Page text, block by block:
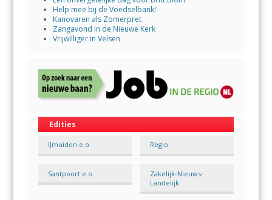
Help mee bij de Voedselbank!
Kanovaren als Zomerpret
Zangavond in de Nieuwe Kerk
Vrijwilliger in Velsen
Edities
IJmuiden e.o. Regio
Santpoort e.o.
Zakelijk-Nieuws-
Landelijk